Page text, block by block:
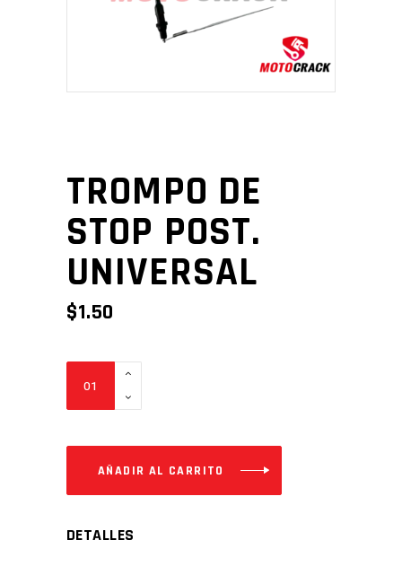
TROMPO DE
STOP POST.
UNIVERSAL
$1.50
TROMPO
POST.
UNIVERSAL
Cantidad
AÑADIR AL CARRITO
DETALLES